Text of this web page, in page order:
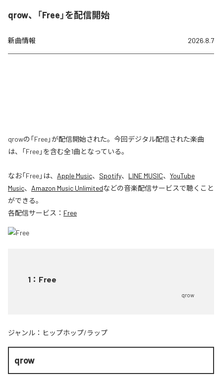
qrow、「Free」を配信開始
新曲情報 2026.8.7
qrowの「Free」が配信開始された。今回デジタル配信された楽曲
は、「Free」を含む全1曲となっている。
なお「Free」は、 Apple Music、 Spotify、 LINE MUSIC、 YouTube
Music、 Amazon Music Unlimitedなどの音楽配信サービスで聴くこと
ができる。
各配信サービス： Free
1 ： Free
qrow
ジャンル： ヒップホップ/ラップ
qrow